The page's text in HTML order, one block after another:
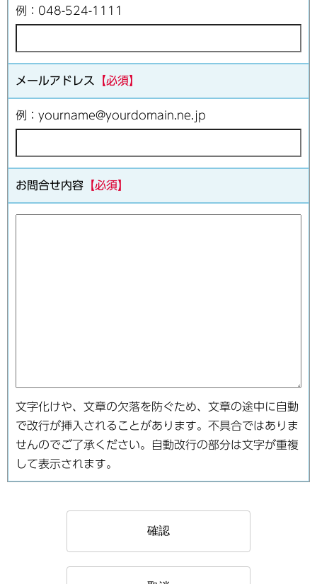
例：048-524-1111
メールアドレス 【必須】
例：yourname@yourdomain.ne.jp
お問合せ内容 【必須】
文字化けや、文章の欠落を防ぐため、文章の途中に自動
で改行が挿入されることがあります。不具合ではありま
せんのでご了承ください。自動改行の部分は文字が重複
して表示されます。